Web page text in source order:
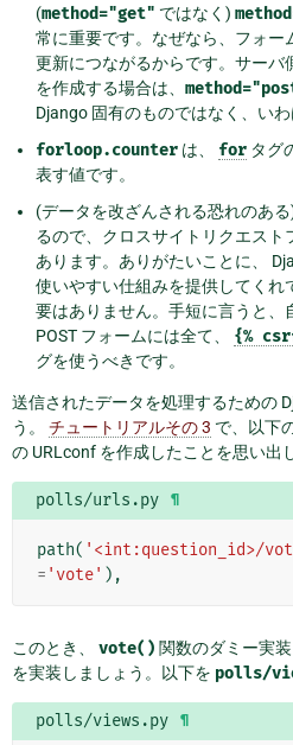
(method="get" ではなく)
常に重要です。なぜなら、フォ
更新につながるからです。サーバ
を作成する場合は、
Django 固有のものではなく、い
forloop.counter は、 for タグ
表す値です。
(データを改ざんされる恐れのあ
るので、クロスサイトリクエス
あります。ありがたいことに、
使いやすい仕組みを提供してく
要はありません。手短に言うと、
POST フォームには全て、 {%
グを使うべきです。
送信されたデータを処理するための
う。 チュートリアルその 3 で、以下
の URLconf を作成したことを思い出
polls/urls.py ¶
path( '<int:question_id>/
= 'vote' ),
このとき、 vote() 関数のダミー実
を実装しましょう。以下を polls/
polls/views.py ¶